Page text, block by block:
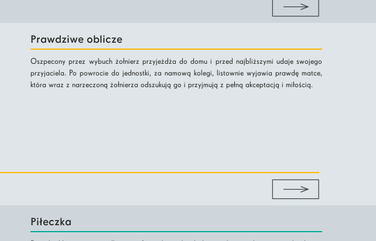
Prawdziwe oblicze
Oszpecony przez wybuch żołnierz przyjeżdża do domu i przed najbliższymi udaje swojego
przyjaciela. Po powrocie do jednostki, za namową kolegi, listownie wyjawia prawdę matce,
która wraz z narzeczoną żołnierza odszukują go i przyjmują z pełną akceptacją i miłością.
Piłeczka